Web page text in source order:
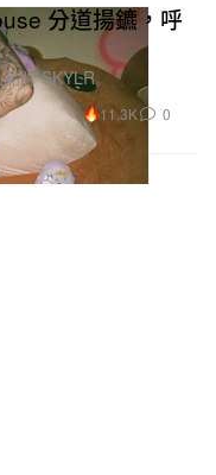
分道揚鑣，呼
牌 SKYLR。
11.3K 0